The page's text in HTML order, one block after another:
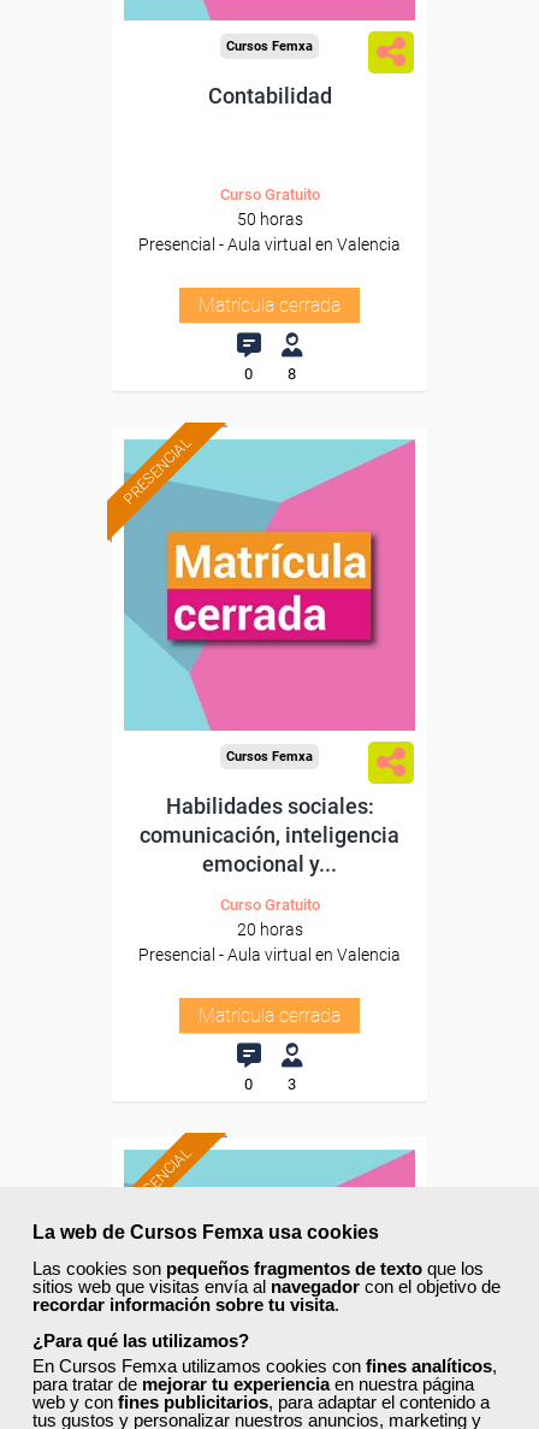
La web de Cursos Femxa usa cookies
Las cookies son pequeños fragmentos de texto que los
sitios web que visitas envía al navegador con el objetivo de
recordar información sobre tu visita.
¿Para qué las utilizamos?
En Cursos Femxa utilizamos cookies con fines analíticos,
para tratar de mejorar tu experienciaen nuestra página
web y con fines publicitarios, para adaptar el contenido a
tus gustos y personalizar nuestros anuncios, marketing y
Cursos Femxa
Contabilidad
Curso Gratuito
50 horas
Presencial - Aula virtual en Valencia
Matrícula cerrada
0 8
PRESENCIAL
Cursos Femxa
Habilidades sociales:
comunicación, inteligencia
emocional y...
Curso Gratuito
20 horas
Presencial - Aula virtual en Valencia
Matrícula cerrada
0 3
PRESENCIAL